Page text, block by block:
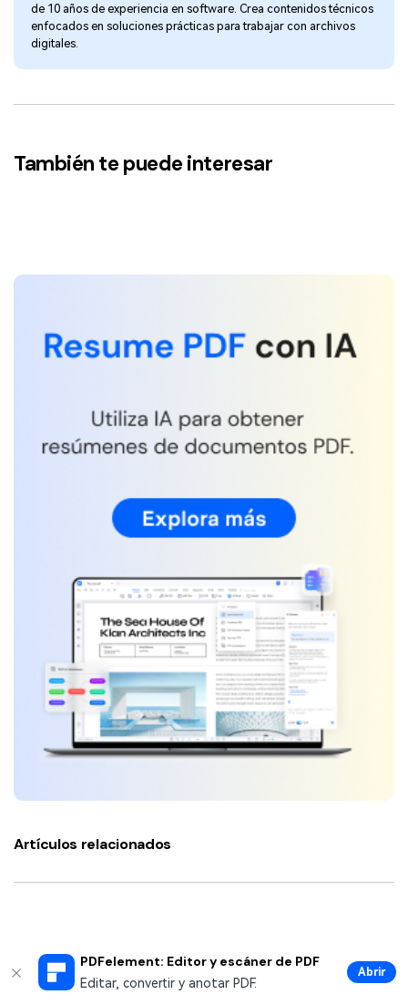
PDFelement: Editor y escáner de PDF
Editar, convertir y anotar PDF.
Abrir
de 10 años de experiencia en software. Crea contenidos técnicos
enfocados en soluciones prácticas para trabajar con archivos
digitales.
También te puede interesar
Artículos relacionados